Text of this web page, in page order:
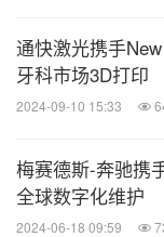
通快激光携手
牙科市场3D打印
2024-09-10 15:33
梅赛德斯-奔驰携
全球数字化维护
2024-06-18 09:59